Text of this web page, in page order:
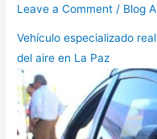
Leave a Comment / Blog
Vehículo especializado
del aire en La Paz